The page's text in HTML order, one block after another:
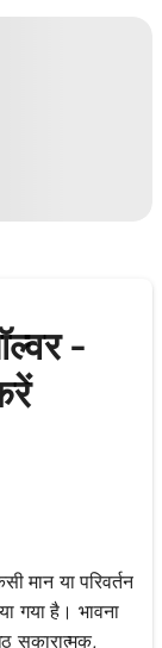
-
मान या परिवर्तन
गया है। भावना
सकारात्मक,